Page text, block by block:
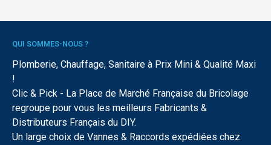
QUI SOMMES-NOUS ?
Plomberie, Chauffage, Sanitaire à Prix Mini & Qualité Maxi
!
Clic & Pick - La Place de Marché Française du Bricolage
regroupe pour vous les meilleurs Fabricants &
Distributeurs Français du DIY.
Un large choix de Vannes & Raccords expédiées chez